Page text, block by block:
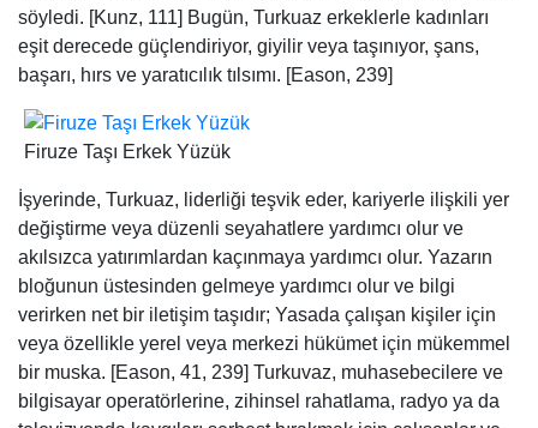
söyledi. [Kunz, 111] Bugün, Turkuaz erkeklerle kadınları
eşit derecede güçlendiriyor, giyilir veya taşınıyor, şans,
başarı, hırs ve yaratıcılık tılsımı. [Eason, 239]
Firuze Taşı Erkek Yüzük
İşyerinde, Turkuaz, liderliği teşvik eder, kariyerle ilişkili yer
değiştirme veya düzenli seyahatlere yardımcı olur ve
akılsızca yatırımlardan kaçınmaya yardımcı olur. Yazarın
bloğunun üstesinden gelmeye yardımcı olur ve bilgi
verirken net bir iletişim taşıdır; Yasada çalışan kişiler için
veya özellikle yerel veya merkezi hükümet için mükemmel
bir muska. [Eason, 41, 239] Turkuvaz, muhasebecilere ve
bilgisayar operatörlerine, zihinsel rahatlama, radyo ya da